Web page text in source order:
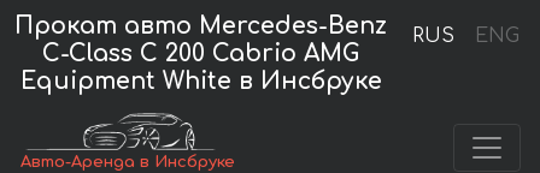
RUS ENG
Прокат авто Mercedes-Benz
C-Class C 200 Cabrio AMG
Equipment White в Инсбруке
Авто-Аренда в Инсбруке